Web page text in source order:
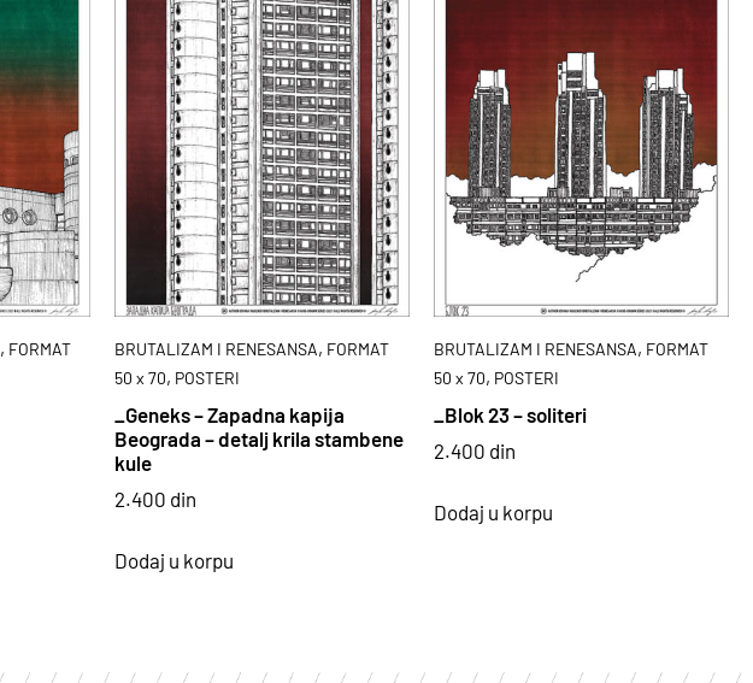
, FORMAT
BRUTALIZAM I RENESANSA, FORMAT
50 x 70, POSTERI
_Geneks – Zapadna kapija
Beograda – detalj krila stambene
kule
2.400 din
Dodaj u korpu
BRUTALIZAM I RENESANSA, FORMAT
50 x 70, POSTERI
_Blok 23 – soliteri
2.400 din
Dodaj u korpu